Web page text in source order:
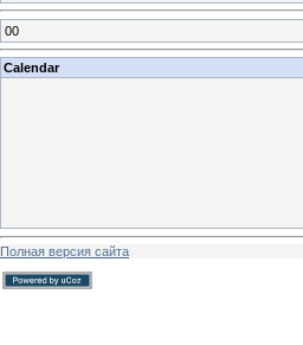
00
Calendar
Полная версия сайта